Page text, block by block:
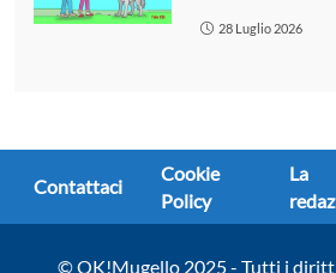
28 Luglio 2026
Contattaci
Cookie
Policy
La
© OK!Mugello 2025 - Tutti i